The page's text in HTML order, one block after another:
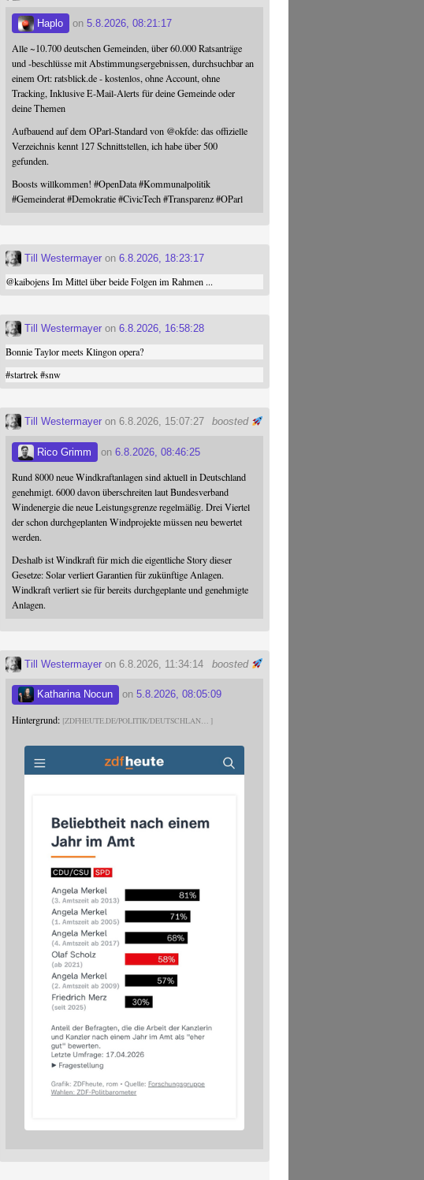
Haplo on5.8.2026, 08:21:17
Alle ~10.700 deutschen Gemeinden, über 60.000 Ratsanträge
und -beschlüsse mit Abstimmungsergebnissen, durchsuchbar an
einem Ort: ratsblick.de - kostenlos, ohne Account, ohne
Tracking, Inklusive E-Mail-Alerts für deine Gemeinde oder
deine Themen
Aufbauend auf dem OParl-Standard von @okfde: das offizielle
Verzeichnis kennt 127 Schnittstellen, ich habe über 500
gefunden.
Boosts willkommen!#OpenData #Kommunalpolitik
#Gemeinderat #Demokratie #CivicTech #Transparenz #OParl
Till Westermayer on6.8.2026, 18:23:17
@kaibojensIm Mittel über beide Folgen im Rahmen ...
Till Westermayer on6.8.2026, 16:58:28
Bonnie Taylor meets Klingon opera?
#startrek #snw
boosted
Till Westermayer on 6.8.2026, 15:07:27
Rico Grimm on6.8.2026, 08:46:25
Rund 8000 neue Windkraftanlagen sind aktuell in Deutschland
genehmigt. 6000 davon überschreiten laut Bundesverband
Windenergie die neue Leistungsgrenze regelmäßig. Drei Viertel
der schon durchgeplanten Windprojekte müssen neu bewertet
werden.
Deshalb ist Windkraft für mich die eigentliche Story dieser
Gesetze: Solar verliert Garantien für zukünftige Anlagen.
Windkraft verliert sie für bereits durchgeplante und genehmigte
Anlagen.
boosted
Till Westermayer on 6.8.2026, 11:34:14
Katharina Nocun on5.8.2026, 08:05:09
Hintergrund: ZDFHEUTE.DE/POLITIK/DEUTSCHLAN